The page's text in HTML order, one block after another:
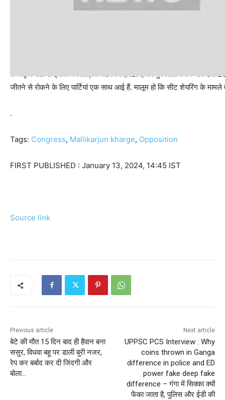
के नेतृत्व वाले राष्ट्रीय जनतांत्रिक गठबंधन (NDA) का मुकाबला करने और उसे
जीतने से रोकने के लिए पार्टियां एक साथ आई हैं. मालूम हो कि सीट शेयरिंग के
.
Tags: Congress, Mallikarjun kharge, Opposition
FIRST PUBLISHED : January 13, 2024, 14:45 IST
Source link
Previous article
बेटे की मौत 15 दिन बाद ही हैवान बना
ससुर, विधवा बहू पर डाली बुरी नजर,
रेप कर बर्बाद कर दी जिंदगी और
बोला…
Next article
UPPSC PCS Interview : Why
coins thrown in Ganga
difference in police and ED
power fake deep fake
difference – गंगा में सिक्का क्यों
फेंका जाता है, पुलिस और ईडी की